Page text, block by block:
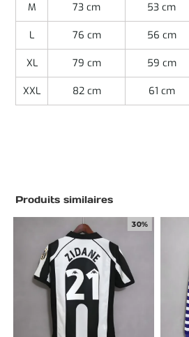
M 73 cm 53 cm
L 76 cm 56 cm
XL 79 cm 59 cm
XXL 82 cm 61 cm
Produits similaires
30%